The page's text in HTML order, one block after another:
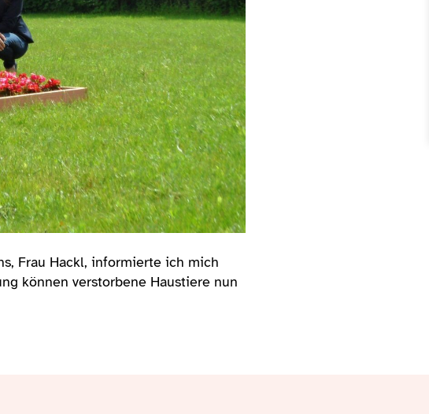
Frau Hackl, informierte ich mich
können verstorbene Haustiere nun